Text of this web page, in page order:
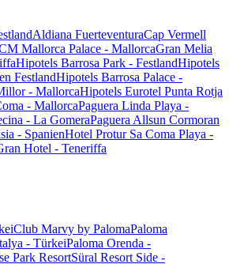
Aldiana FuerteventuraCap Vermell
Mallorca Palace - MallorcaGran Melia
Hipotels Barrosa Park - FestlandHipotels
FestlandHipotels Barrosa Palace -
- MallorcaHipotels Eurotel Punta Rotja
- MallorcaPaguera Linda Playa -
- La GomeraPaguera Allsun Cormoran
- SpanienHotel Protur Sa Coma Playa -
Hotel - Teneriffa
Club Marvy by PalomaPaloma
- TürkeiPaloma Orenda -
Park ResortSüral Resort Side -